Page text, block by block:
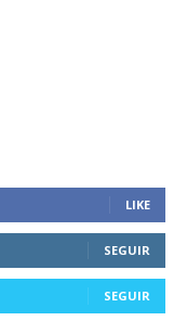
LIKE
SEGUIR
SEGUIR